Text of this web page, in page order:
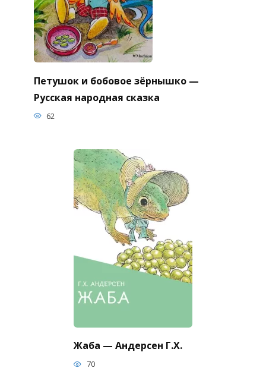
Петушок и бобовое зёрнышко —
Русская народная сказка
62
Жаба — Андерсен Г.Х.
70